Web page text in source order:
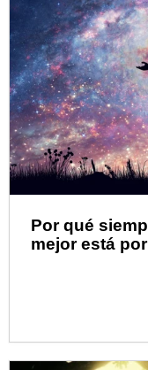
Por qué
mejor está